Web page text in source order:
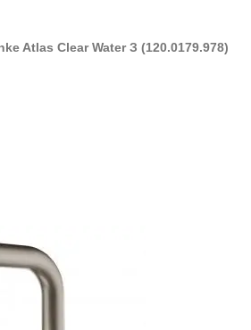
Atlas Clear Water З (120.0179.978)